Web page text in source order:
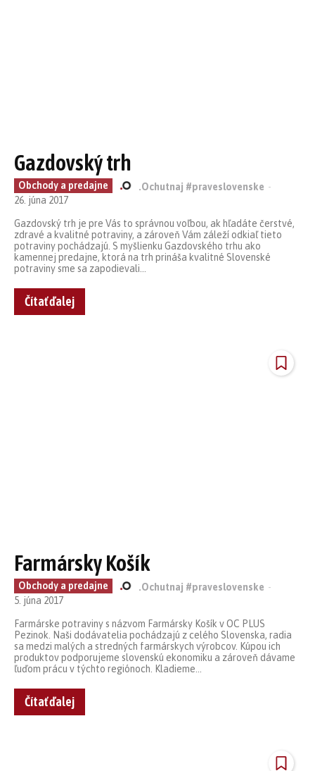
Gazdovský trh
Obchody a predajne .Ochutnaj #praveslovenske -
26. júna 2017
Gazdovský trh je pre Vás to správnou voľbou, ak hľadáte čerstvé,
zdravé a kvalitné potraviny, a zároveň Vám záleží odkiaľ tieto
potraviny pochádzajú. S myšlienku Gazdovského trhu ako
kamennej predajne, ktorá na trh prináša kvalitné Slovenské
potraviny sme sa zapodievali...
Čítať ďalej
Farmársky Košík
Obchody a predajne .Ochutnaj #praveslovenske -
5. júna 2017
Farmárske potraviny s názvom Farmársky Košík v OC PLUS
Pezinok. Naši dodávatelia pochádzajú z celého Slovenska, radia
sa medzi malých a stredných farmárskych výrobcov. Kúpou ich
produktov podporujeme slovenskú ekonomiku a zároveň dávame
ľuďom prácu v týchto regiónoch. Kladieme...
Čítať ďalej